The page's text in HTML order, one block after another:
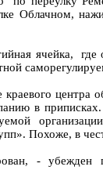
ячейка,
центра
в приписках.
Похоже, в
- убежден